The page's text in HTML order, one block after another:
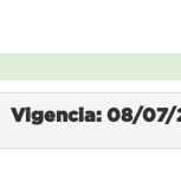
Vigencia: 08/07/